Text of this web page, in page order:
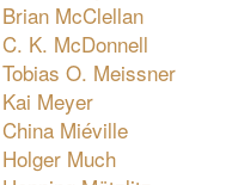
Brian McClellan
C. K. McDonnell
Tobias O. Meissner
Kai Meyer
China Miéville
Holger Much